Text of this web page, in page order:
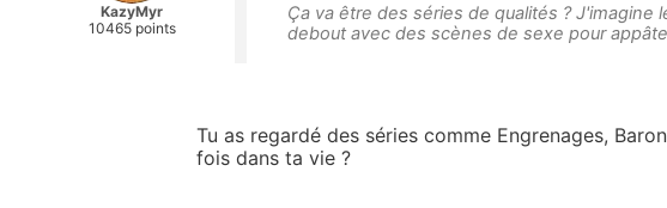
KazyMyr
10465 points
Ça va être des séries de qualités ? J'imagine
debout avec des scènes de sexe pour
Tu as regardé des séries comme Engrenages,
fois dans ta vie ?